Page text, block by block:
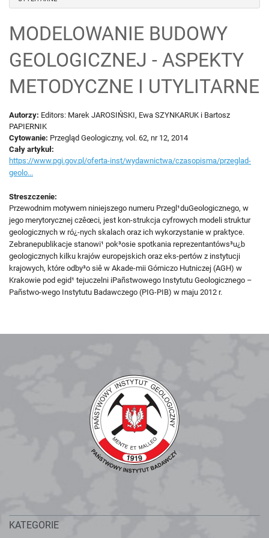
STRONA GŁÓWNA
MODELE
POBIERZ
KONTAKT
MODELOWANIE BUDOWY
GEOLOGICZNEJ - ASPEKTY
METODYCZNE I UTYLITARNE
Autorzy: Editors: Marek JAROSIŃSKI, Ewa SZYNKARUK i Bartosz
PAPIERNIK
Cytowanie: Przegląd Geologiczny, vol. 62, nr 12, 2014
Cały artykuł:
https://www.pgi.gov.pl/oferta-inst/wydawnictwa/czasopisma/przeglad-
geolo...
Streszczenie:
Przewodnim motywem niniejszego numeru Przegl¹duGeologicznego, w
jego merytorycznej czêœci, jest kon-strukcja cyfrowych modeli struktur
geologicznych w ró¿-nych skalach oraz ich wykorzystanie w praktyce.
Zebranepublikacje stanowi¹ pok³osie spotkania reprezentantóws³u¿b
geologicznych kilku krajów europejskich oraz eks-pertów z instytucji
krajowych, które odby³o siê w Akade-mii Górniczo Hutniczej (AGH) w
Krakowie pod egid¹ tejuczelni iPañstwowego Instytutu Geologicznego –
Pañstwo-wego Instytutu Badawczego (PIG-PIB) w maju 2012 r.
KATEGORIE